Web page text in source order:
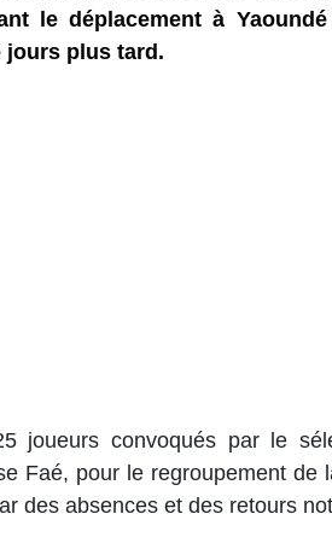
le déplacement à
jours plus tard.
joueurs convoqués par le
Faé, pour le regroupement
des absences et des retours